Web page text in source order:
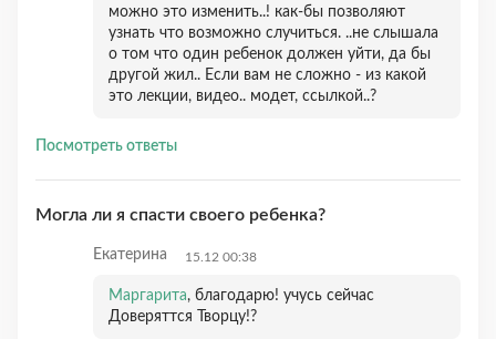
можно это изменить..! как-бы позволяют
узнать что возможно случиться. ..не слышала
о том что один ребенок должен уйти, да бы
другой жил.. Если вам не сложно - из какой
это лекции, видео.. модет, ссылкой..?
Посмотреть ответы
Могла ли я спасти своего ребенка?
Екатерина 15.12 00:38
Маргарита, благодарю! учусь сейчас
Доверяттся Творцу!?